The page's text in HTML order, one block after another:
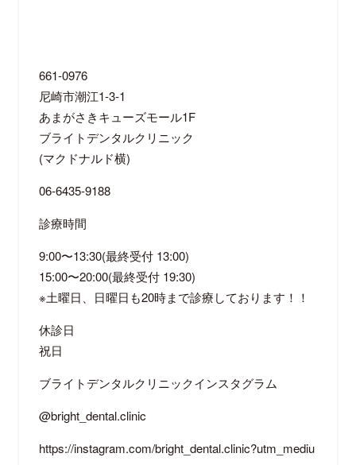
661-0976
尼崎市潮江1-3-1
あまがさきキューズモール1F
ブライトデンタルクリニック
(マクドナルド横)
06-6435-9188
診療時間
9:00〜13:30(最終受付 13:00)
15:00〜20:00(最終受付 19:30)
※土曜日、日曜日も20時まで診療しております！！
休診日
祝日
ブライトデンタルクリニックインスタグラム
@bright_dental.clinic
https://instagram.com/bright_dental.clinic?utm_mediu